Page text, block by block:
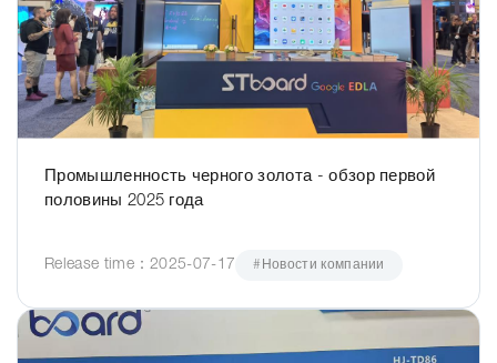
Промышленность черного золота - обзор первой
половины 2025 года
Release time：2025-07-17 #Новости компании